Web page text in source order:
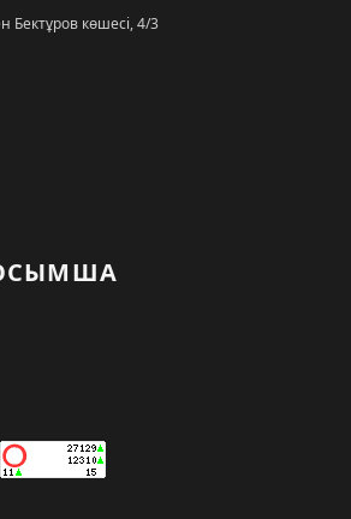
Бектұров көшесі, 4/3